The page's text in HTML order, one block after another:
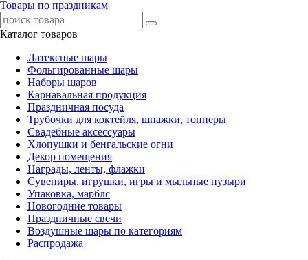
Товары по праздникам
Каталог товаров
Латексные шары
Фольгированные шары
Наборы шаров
Карнавальная продукция
Праздничная посуда
Трубочки для коктейля, шпажки, топперы
Свадебные аксессуары
Хлопушки и бенгальские огни
Декор помещения
Награды, ленты, флажки
Сувениры, игрушки, игры и мыльные пузыри
Упаковка, марблс
Новогодние товары
Праздничные свечи
Воздушные шары по категориям
Распродажа